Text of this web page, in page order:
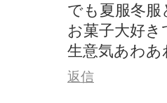
でも夏服冬服
お菓子大好き
生意気あわあ
返信